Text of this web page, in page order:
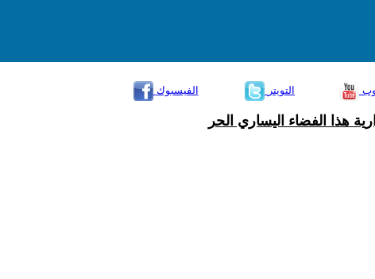
الفيسبوك
التويتر
هذا الفضاء اليساري الحر